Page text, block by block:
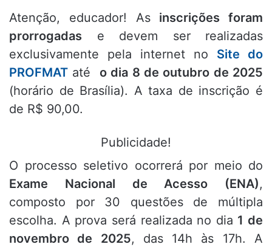
Atenção, educador! As inscrições foram
prorrogadas e devem ser realizadas
exclusivamente pela internet no Site do
PROFMAT até o dia 8 de outubro de 2025
(horário de Brasília). A taxa de inscrição é
de R$ 90,00.
Publicidade!
O processo seletivo ocorrerá por meio do
Exame Nacional de Acesso (ENA),
composto por 30 questões de múltipla
escolha. A prova será realizada no dia 1 de
novembro de 2025, das 14h às 17h. A